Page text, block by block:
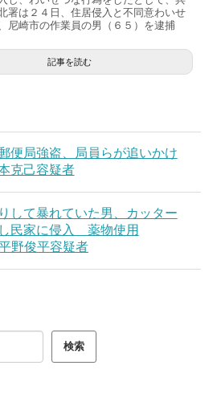
署は２４日、住居侵入と不同意わいせ
尼崎市の作業員の男（６５）を逮捕
記事を読む
便局強盗、局員らが追いかけ
克己容疑者
して暴れていた男、カッター
民家に侵入 薬物使用
野俊平容疑者
検索